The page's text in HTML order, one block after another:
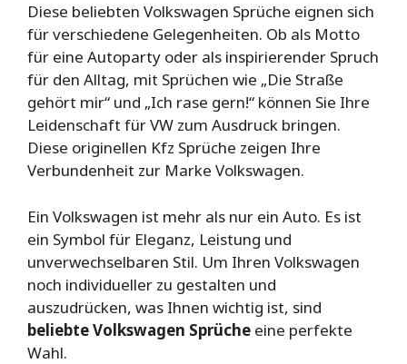
Diese beliebten Volkswagen Sprüche eignen sich
für verschiedene Gelegenheiten. Ob als Motto
für eine Autoparty oder als inspirierender Spruch
für den Alltag, mit Sprüchen wie „Die Straße
gehört mir“ und „Ich rase gern!“ können Sie Ihre
Leidenschaft für VW zum Ausdruck bringen.
Diese originellen Kfz Sprüche zeigen Ihre
Verbundenheit zur Marke Volkswagen.
Ein Volkswagen ist mehr als nur ein Auto. Es ist
ein Symbol für Eleganz, Leistung und
unverwechselbaren Stil. Um Ihren Volkswagen
noch individueller zu gestalten und
auszudrücken, was Ihnen wichtig ist, sind
beliebte Volkswagen Sprüche eine perfekte
Wahl.